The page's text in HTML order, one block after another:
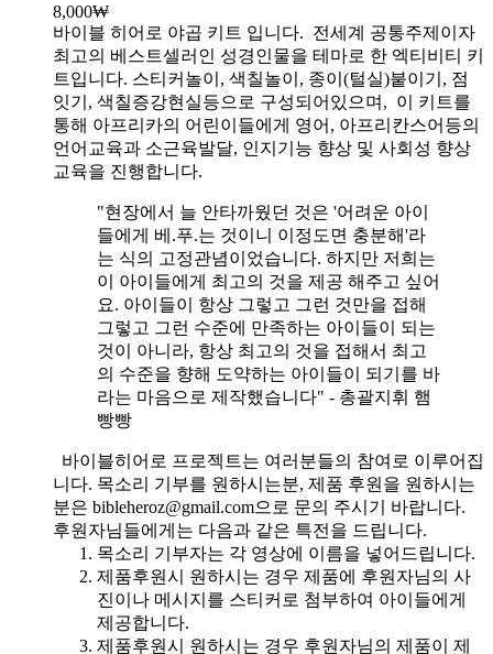
8,000₩
바이블 히어로 야곱 키트 입니다. 전세계 공통주제이자
최고의 베스트셀러인 성경인물을 테마로 한 엑티비티 키
트입니다. 스티커놀이, 색칠놀이, 종이(털실)붙이기, 점
잇기, 색칠증강현실등으로 구성되어있으며, 이 키트를
통해 아프리카의 어린이들에게 영어, 아프리칸스어등의
언어교육과 소근육발달, 인지기능 향상 및 사회성 향상
교육을 진행합니다.
"현장에서 늘 안타까웠던 것은 '어려운 아이
들에게 베.푸.는 것이니 이정도면 충분해'라
는 식의 고정관념이었습니다. 하지만 저희는
이 아이들에게 최고의 것을 제공 해주고 싶어
요. 아이들이 항상 그렇고 그런 것만을 접해
그렇고 그런 수준에 만족하는 아이들이 되는
것이 아니라, 항상 최고의 것을 접해서 최고
의 수준을 향해 도약하는 아이들이 되기를 바
라는 마음으로 제작했습니다" - 총괄지휘 햄
빵빵
바이블히어로 프로젝트는 여러분들의 참여로 이루어집
니다. 목소리 기부를 원하시는분, 제품 후원을 원하시는
분은 bibleheroz@gmail.com으로 문의 주시기 바랍니다.
후원자님들에게는 다음과 같은 특전을 드립니다.
목소리 기부자는 각 영상에 이름을 넣어드립니다.
제품후원시 원하시는 경우 제품에 후원자님의 사
진이나 메시지를 스티커로 첨부하여 아이들에게
제공합니다.
제품후원시 원하시는 경우 후원자님의 제품이 제